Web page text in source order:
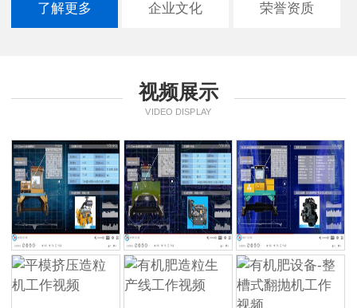
了解更多 企业文化 荣誉资质
视频展示
VIDEO DISPLAY